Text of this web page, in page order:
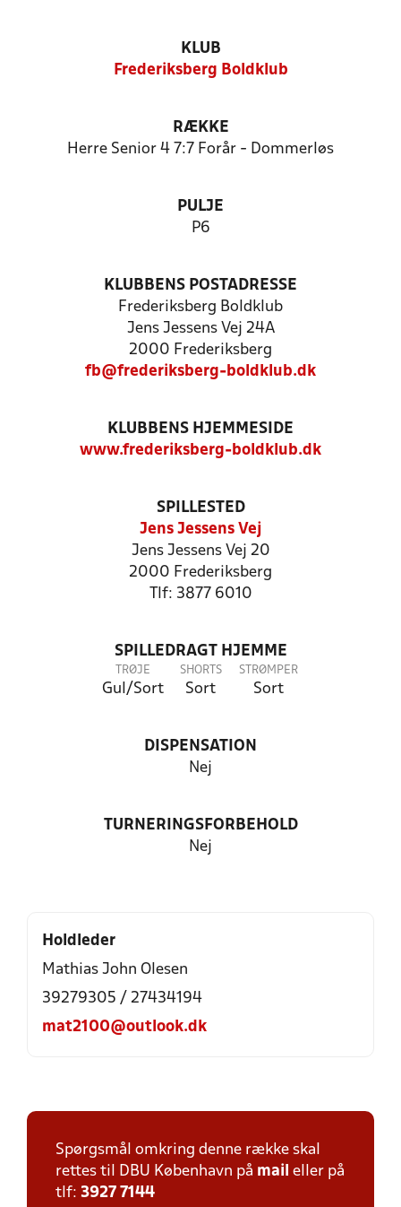
KLUB
Frederiksberg Boldklub
RÆKKE
Herre Senior 4 7:7 Forår - Dommerløs
PULJE
P6
KLUBBENS POSTADRESSE
Frederiksberg Boldklub
Jens Jessens Vej 24A
2000 Frederiksberg
fb@frederiksberg-boldklub.dk
KLUBBENS HJEMMESIDE
www.frederiksberg-boldklub.dk
SPILLESTED
Jens Jessens Vej
Jens Jessens Vej 20
2000 Frederiksberg
Tlf: 3877 6010
SPILLEDRAGT HJEMME
TRØJE
Gul/Sort
SHORTS
Sort
STRØMPER
Sort
DISPENSATION
Nej
TURNERINGSFORBEHOLD
Nej
Holdleder
Mathias John Olesen
39279305 / 27434194
mat2100@outlook.dk
Spørgsmål omkring denne række skal
rettes til DBU København på mail eller på
tlf: 3927 7144